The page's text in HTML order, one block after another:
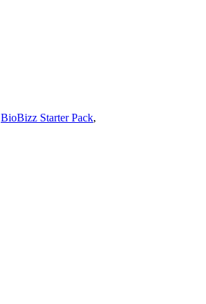
BioBizz Starter Pack,